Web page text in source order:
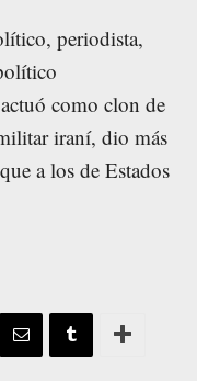
periodista,
como clon de
iraní, dio más
a los de Estados